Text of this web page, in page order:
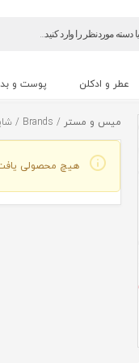
عطر و ادکلن پوست و
میس و مستر / Brands / شایورد
هیچ محصولی